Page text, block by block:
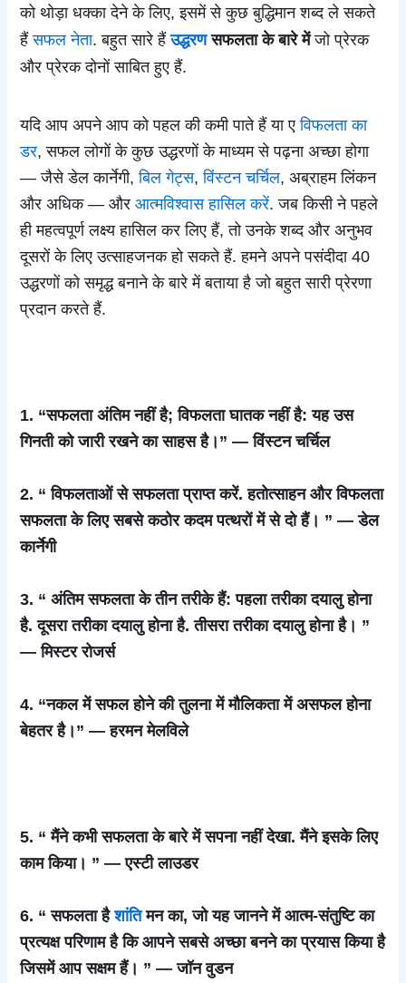
को थोड़ा धक्का देने के लिए, इसमें से कुछ बुद्धिमान शब्द ले सकते
हैंसफल नेता. बहुत सारे हैंउद्धरणसफलता के बारे मेंजो प्रेरक
और प्रेरक दोनों साबित हुए हैं.
यदि आप अपने आप को पहल की कमी पाते हैं या एविफलता का
डर, सफल लोगों के कुछ उद्धरणों के माध्यम से पढ़ना अच्छा होगा
— जैसे डेल कार्नेगी,बिल गेट्स,विंस्टन चर्चिल, अब्राहम लिंकन
और अधिक — औरआत्मविश्वास हासिल करें. जब किसी ने पहले
ही महत्वपूर्ण लक्ष्य हासिल कर लिए हैं, तो उनके शब्द और अनुभव
दूसरों के लिए उत्साहजनक हो सकते हैं. हमने अपने पसंदीदा 40
उद्धरणों को समृद्ध बनाने के बारे में बताया है जो बहुत सारी प्रेरणा
प्रदान करते हैं.
1. “सफलता अंतिम नहीं है; विफलता घातक नहीं है: यह उस
गिनती को जारी रखने का साहस है।” — विंस्टन चर्चिल
2. “ विफलताओं से सफलता प्राप्त करें. हतोत्साहन और विफलता
सफलता के लिए सबसे कठोर कदम पत्थरों में से दो हैं। ” — डेल
कार्नेगी
3. “ अंतिम सफलता के तीन तरीके हैं: पहला तरीका दयालु होना
है. दूसरा तरीका दयालु होना है. तीसरा तरीका दयालु होना है। ”
— मिस्टर रोजर्स
4. “नकल में सफल होने की तुलना में मौलिकता में असफल होना
बेहतर है।” — हरमन मेलविले
5. “ मैंने कभी सफलता के बारे में सपना नहीं देखा. मैंने इसके लिए
काम किया। ” — एस्टी लाउडर
6. “ सफलता हैशांतिमन का, जो यह जानने में आत्म-संतुष्टि का
प्रत्यक्ष परिणाम है कि आपने सबसे अच्छा बनने का प्रयास किया है
जिसमें आप सक्षम हैं। ” — जॉन वुडन